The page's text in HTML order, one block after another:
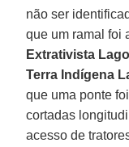
não ser
que um ramal foi
Extrativista
Terra Indígena
que uma ponte
cortadas
acesso de